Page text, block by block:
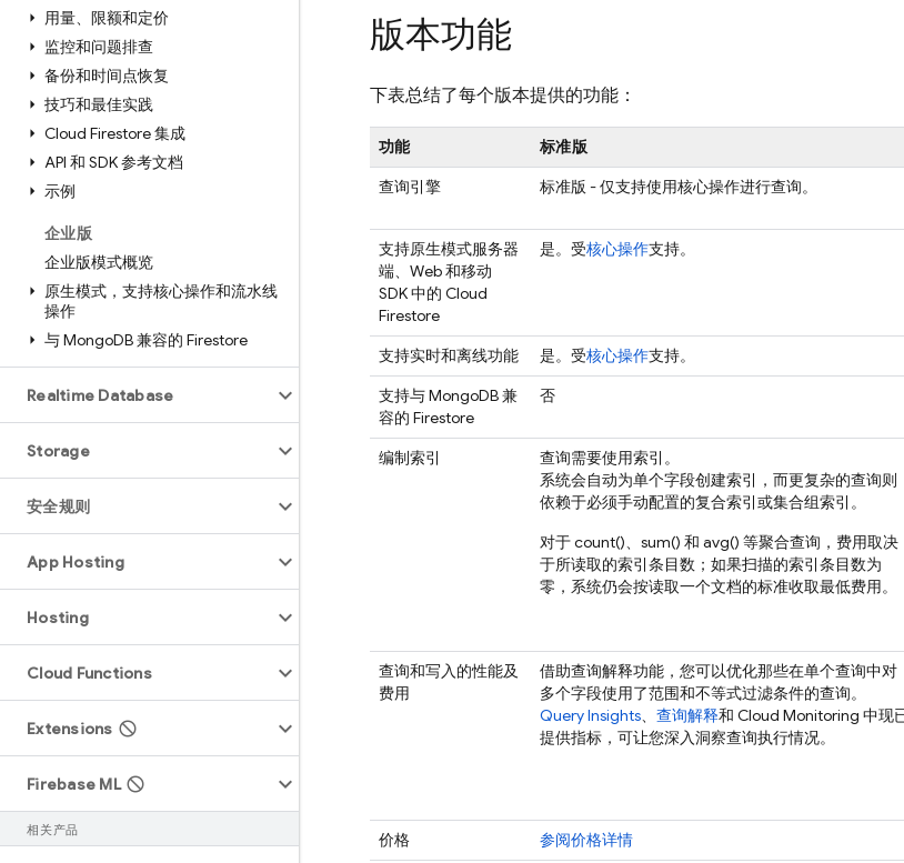
用量、限额和定价
监控和问题排查
备份和时间点恢复
技巧和最佳实践
Cloud Firestore 集成
API 和 SDK 参考文档
示例
企业版
企业版模式概览
原生模式，支持核心操作和流水线
操作
与 MongoDB 兼容的 Firestore
Realtime Database
Storage
安全规则
App Hosting
Hosting
Cloud Functions
Extensions
Firebase ML
相关产品
版本功能
下表总结了每个版本提供的功能：
功能 标准版
查询引擎
标准版 - 仅支持使用核心操作进行查询。
支持原生模式服务器
端、Web 和移动
SDK 中的 Cloud
Firestore
是。受核心操作支持。
支持实时和离线功能 是。受核心操作支持。
支持与 MongoDB 兼
容的 Firestore
否
编制索引
查询需要使用索引。
系统会自动为单个字段创建索引，而更复杂的查询则
依赖于必须手动配置的复合索引或集合组索引。
对于 count()、sum() 和 avg() 等聚合查询，费用取决
于所读取的索引条目数；如果扫描的索引条目数为
零，系统仍会按读取一个文档的标准收取最低费用。
查询和写入的性能及
费用
借助查询解释功能，您可以优化那些在单个查询中对
多个字段使用了范围和不等式过滤条件的查询。
Query Insights、 查询解释和 Cloud Monitoring 中现
提供指标，可让您深入洞察查询执行情况。
价格 参阅价格详情